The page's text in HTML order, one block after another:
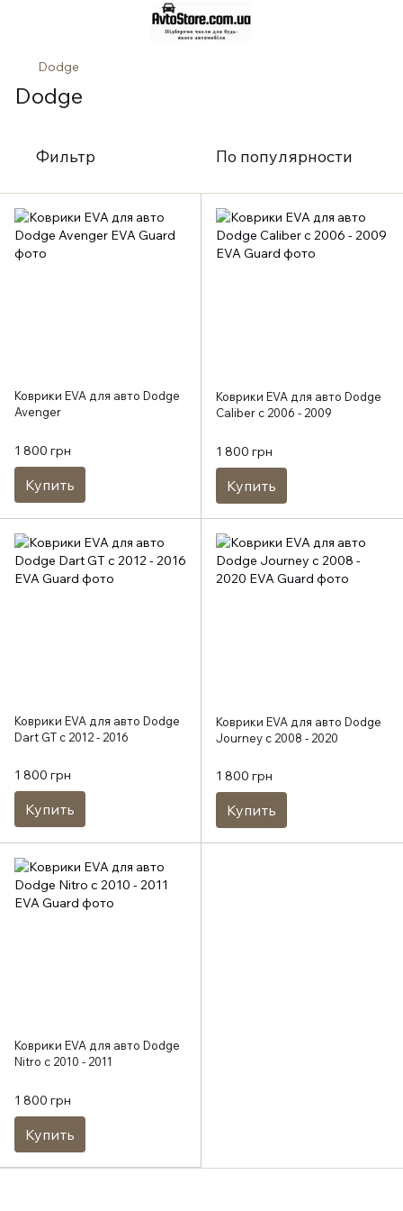
Dodge
Dodge
Фильтр По популярности
Коврики EVA для авто Dodge
Avenger
1 800 грн
Купить
Коврики EVA для авто Dodge
Caliber с 2006 - 2009
1 800 грн
Купить
Коврики EVA для авто Dodge
Dart GT c 2012 - 2016
1 800 грн
Купить
Коврики EVA для авто Dodge
Journey c 2008 - 2020
1 800 грн
Купить
Коврики EVA для авто Dodge
Nitro с 2010 - 2011
1 800 грн
Купить